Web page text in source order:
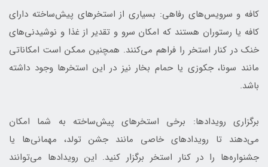
کافه و سرویس‌های رفاهی: بسیاری از استخرهای پیش‌ساخته دارای
کافه یا رستوران هستند که امکان سرو و تقدیر از غذا و نوشیدنی‌های
خنک در کنار استخر را فراهم می‌کنند. همچنین ممکن است امکاناتی
مانند سونا، جکوزی یا حمام بخار نیز در این استخرها وجود داشته
باشد.
برگزاری رویدادها: برخی استخرهای پیش‌ساخته به شما امکان
می‌دهند تا رویدادهای خاصی مانند جشن تولد، مهمانی‌ها یا
جشنواره‌ها را در کنار استخر برگزار کنید. این رویدادها می‌توانند